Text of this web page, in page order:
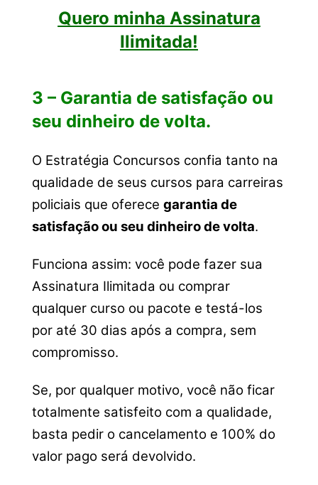
Quero minha Assinatura
Ilimitada!
3 – Garantia de satisfação ou
seu dinheiro de volta.
O Estratégia Concursos confia tanto na
qualidade de seus cursos para carreiras
policiais que oferece garantia de
satisfação ou seu dinheiro de volta.
Funciona assim: você pode fazer sua
Assinatura Ilimitada ou comprar
qualquer curso ou pacote e testá-los
por até 30 dias após a compra, sem
compromisso.
Se, por qualquer motivo, você não ficar
totalmente satisfeito com a qualidade,
basta pedir o cancelamento e 100% do
valor pago será devolvido.